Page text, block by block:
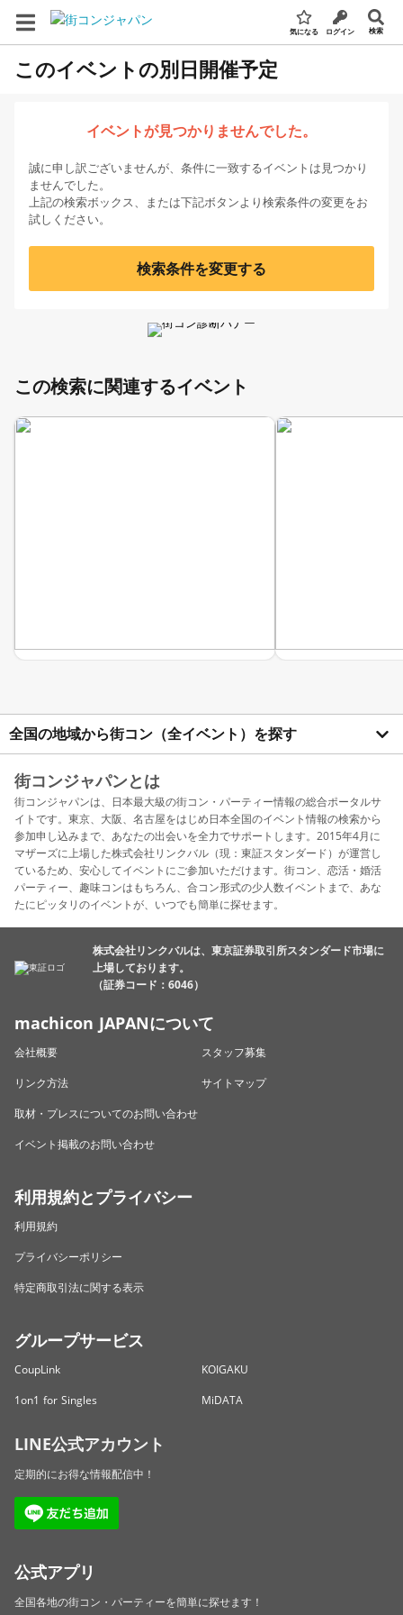
気になる ログイン 検索
このイベントの別日開催予定
イベントが見つかりませんでした。
誠に申し訳ございませんが、条件に一致するイベントは見つかり
ませんでした。
上記の検索ボックス、または下記ボタンより検索条件の変更をお
試しください。
検索条件を変更する
この検索に関連するイベント
全国の地域から街コン（全イベント）を探す
街コンジャパンとは
街コンジャパンは、日本最大級の街コン・パーティー情報の総合ポータルサ
イトです。東京、大阪、名古屋をはじめ日本全国のイベント情報の検索から
参加申し込みまで、あなたの出会いを全力でサポートします。2015年4月に
マザーズに上場した株式会社リンクバル（現：東証スタンダード）が運営し
ているため、安心してイベントにご参加いただけます。街コン、恋活・婚活
パーティー、趣味コンはもちろん、合コン形式の少人数イベントまで、あな
たにピッタリのイベントが、いつでも簡単に探せます。
株式会社リンクバルは、東京証券取引所スタンダード市場に
上場しております。
（証券コード：6046）
machicon JAPANについて
会社概要
スタッフ募集
リンク方法
サイトマップ
取材・プレスについてのお問い合わせ
イベント掲載のお問い合わせ
利用規約とプライバシー
利用規約
プライバシーポリシー
特定商取引法に関する表示
グループサービス
CoupLink
KOIGAKU
1on1 for Singles
MiDATA
LINE公式アカウント
定期的にお得な情報配信中！
公式アプリ
全国各地の街コン・パーティーを簡単に探せます！